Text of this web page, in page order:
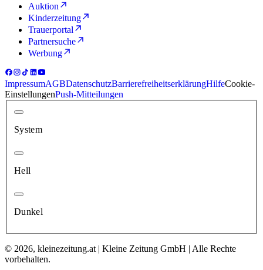
Auktion
Kinderzeitung
Trauerportal
Partnersuche
Werbung
ImpressumAGBDatenschutzBarrierefreiheitserklärungHilfeCookie-
EinstellungenPush-Mitteilungen
System
Hell
Dunkel
© 2026, kleinezeitung.at | Kleine Zeitung GmbH | Alle Rechte
vorbehalten.